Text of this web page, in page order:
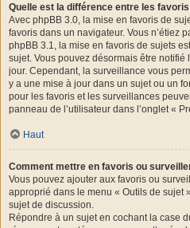
Quelle est la différence entre les
Avec phpBB 3.0, la mise en favoris de
favoris dans un navigateur. Vous n’étiez
phpBB 3.1, la mise en favoris de sujets
sujet. Vous pouvez désormais être notifié
jour. Cependant, la surveillance vous
y a une mise à jour dans un sujet ou un
pour les favoris et les surveillances
panneau de l’utilisateur dans l’onglet «
Haut
Comment mettre en favoris ou
Vous pouvez ajouter aux favoris ou
approprié dans le menu « Outils de sujet
sujet de discussion.
Répondre à un sujet en cochant la case